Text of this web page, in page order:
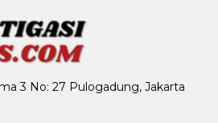
3 No: 27 Pulogadung, Jakarta